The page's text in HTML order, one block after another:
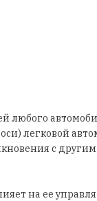
любого
легковой
с
на ее